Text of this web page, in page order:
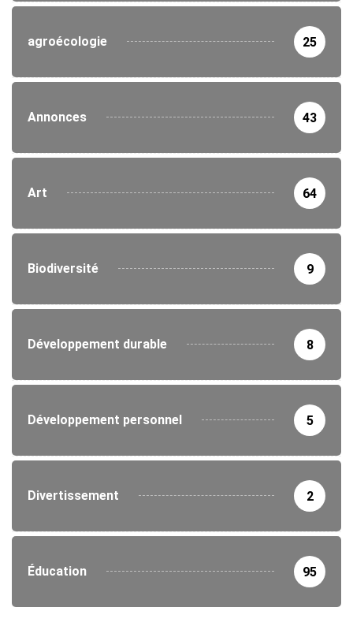
agroécologie 25
Annonces 43
Art 64
Biodiversité 9
Développement durable 8
Développement personnel 5
Divertissement 2
Éducation 95